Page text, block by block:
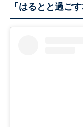
「はるとと過ご